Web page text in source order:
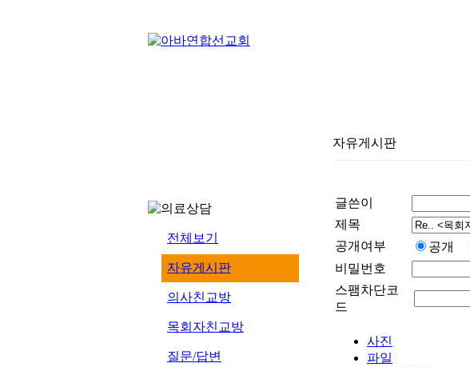
전체보기
자유게시판
의사친교방
목회자친교방
질문/답변
자유게시판
글쓴이
제목
공개여부
공개
비밀번호
스팸차단코
드
사진
파일